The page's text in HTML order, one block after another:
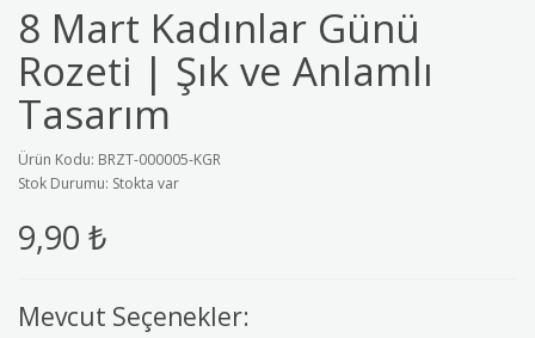
8 Mart Kadınlar Günü
Rozeti | Şık ve Anlamlı
Tasarım
Ürün Kodu: BRZT-000005-KGR
Stok Durumu: Stokta var
9,90 ₺
Mevcut Seçenekler: